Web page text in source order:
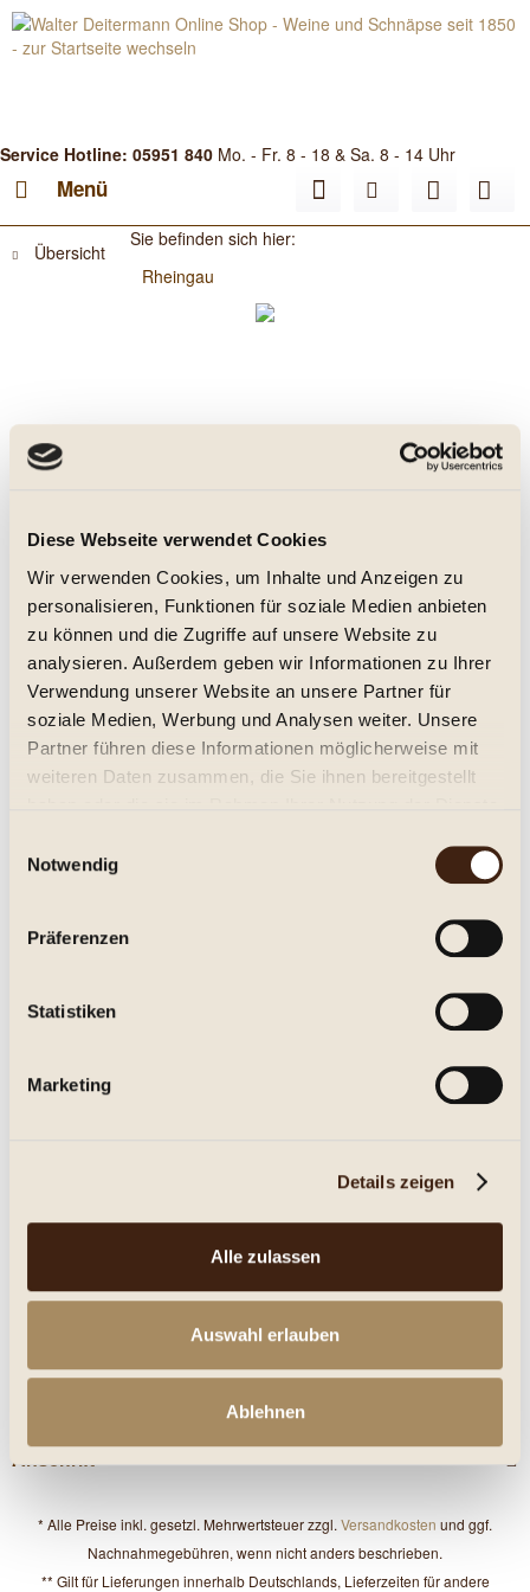
Diese Webseite verwendet Cookies
Wir verwenden Cookies, um Inhalte und Anzeigen zu
personalisieren, Funktionen für soziale Medien anbieten
zu können und die Zugriffe auf unsere Website zu
analysieren. Außerdem geben wir Informationen zu Ihrer
Verwendung unserer Website an unsere Partner für
soziale Medien, Werbung und Analysen weiter. Unsere
Partner führen diese Informationen möglicherweise mit
weiteren Daten zusammen, die Sie ihnen bereitgestellt
Notwendig
Präferenzen
Statistiken
Marketing
Details zeigen
Alle zulassen
Auswahl erlauben
Ablehnen
Service Hotline: 05951 840 Mo. - Fr. 8 - 18 & Sa. 8 - 14 Uhr
Menü
Übersicht
Sie befinden sich hier:
Rheingau
Pinot Noir Reserve trocken 2019 Weingut
Trenz
trocken, Jg. 2019
16,95 € *
Inhalt:0.75 Liter (22,60 € * / 1 Liter)
inkl. MwSt.zzgl. Versandkosten
Sofort versandfertig, Lieferzeit ca. 1-3 Werktage**
Artikel-Nr.:
Rheingau Pinot Noir (Spätburgunder) trocken, Gutsabfüllung
Service Hotline
Anschrift
* Alle Preise inkl. gesetzl. Mehrwertsteuer zzgl. Versandkosten und ggf.
Nachnahmegebühren, wenn nicht anders beschrieben.
** Gilt für Lieferungen innerhalb Deutschlands, Lieferzeiten für andere